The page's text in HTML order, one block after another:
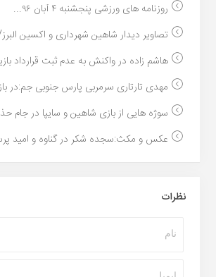
روزنامه های ورزشی پنجشنبه ۴ آبان ۹۶...
تصاویر دیدار شاهین شهرداری و اکسین
هاشم زاده در واکنش به عدم ثبت قرارداد
مهدی تارتاری سرمربی پارس جنوبی جم:در
سوژه هایی از بازی شاهین و سایپا در جام
عکس و مکث:سجده شکر در گناوه و امید
نظرات